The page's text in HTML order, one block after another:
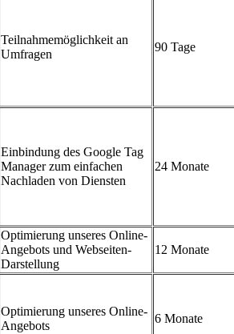
Teilnahmemöglichkeit an
Umfragen
90 Tage
Einbindung des Google Tag
Manager zum einfachen
Nachladen von Diensten
24 Monate
Optimierung unseres Online-
Angebots und Webseiten-
Darstellung
12 Monate
Optimierung unseres Online-
Angebots
6 Monate